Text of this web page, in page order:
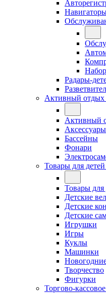
Радары-
Активный отдых
Активный
Бассейны
Фонари
Товары для детей
Товары для
Детские
Детские
Детские
Игрушки
Игры
Куклы
Машинки
Творчество
Фигурки
Торгово-